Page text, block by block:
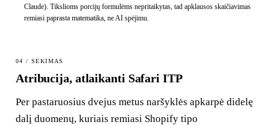
Claude). Tikslioms porcijų formulėms nepritaikytas, tad apklausos skaičiavimas
remiasi paprasta matematika, ne AI spėjimu.
04 / SEKIMAS
Atribucija, atlaikanti Safari ITP
Per pastaruosius dvejus metus naršyklės apkarpė didelę
dalį duomenų, kuriais remiasi Shopify tipo